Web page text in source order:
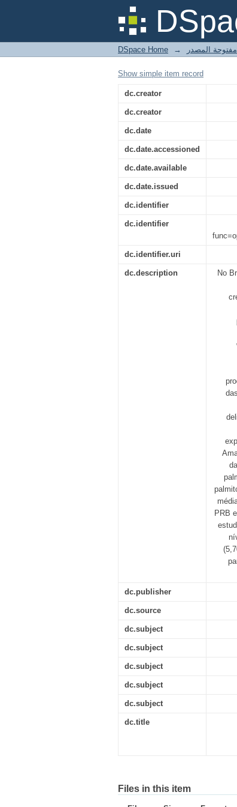
APLICAÇÃO
ESTIMAÇÃO
GENÉTICOS EM
DSpace Home →
Show simple item record
dc.creator
dc.creator
dc.date
dc.date.accessioned
dc.date.available
dc.date.issued
dc.identifier
dc.identifier
dc.identifier.uri
dc.description
No
PRB
dc.publisher
dc.source
dc.subject
dc.subject
dc.subject
dc.subject
dc.subject
dc.title
Files in this item